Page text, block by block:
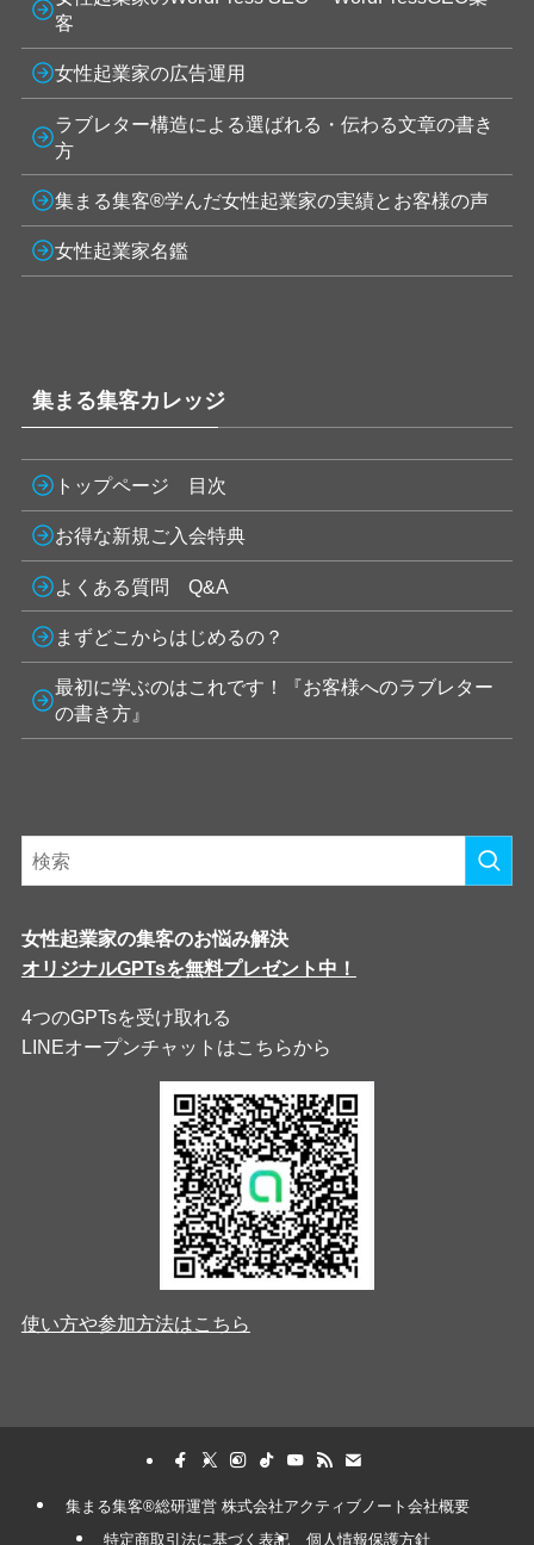
客
女性起業家の広告運用
ラブレター構造による選ばれる・伝わる文章の書き
方
集まる集客®学んだ女性起業家の実績とお客様の声
女性起業家名鑑
集まる集客カレッジ
トップページ 目次
お得な新規ご入会特典
よくある質問 Q&A
まずどこからはじめるの？
最初に学ぶのはこれです！『お客様へのラブレター
の書き方』
女性起業家の集客のお悩み解決
オリジナルGPTsを無料プレゼント中！
4つのGPTsを受け取れる
LINEオープンチャットはこちらから
使い方や参加方法はこちら
集まる集客®︎総研運営 株式会社アクティブノート会社概要
特定商取引法に基づく表記
個人情報保護方針